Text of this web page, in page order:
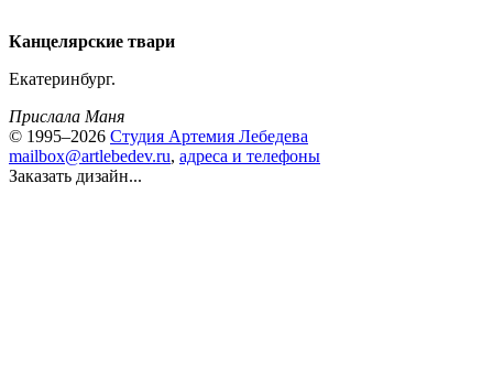
Канцелярские твари
Екатеринбург.
Прислала Маня
© 1995–2026 Студия Артемия Лебедева
mailbox@artlebedev.ru, адреса и телефоны
Заказать дизайн...